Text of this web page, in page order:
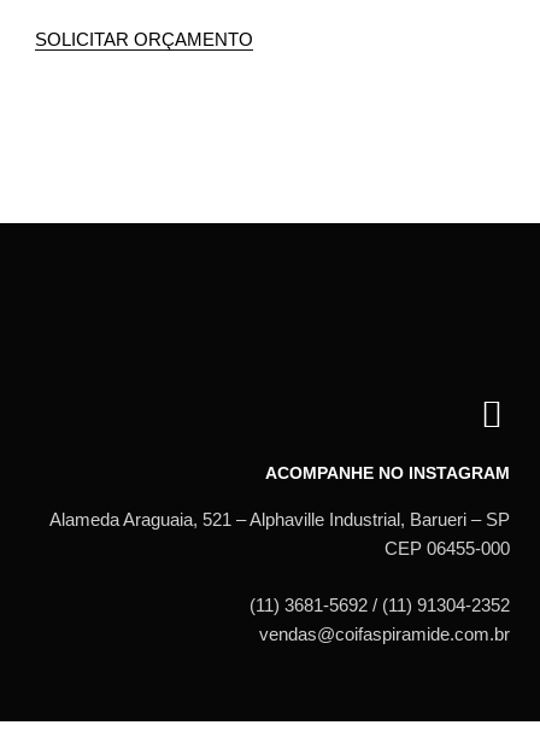
SOLICITAR ORÇAMENTO
ACOMPANHE NO INSTAGRAM
Alameda Araguaia, 521 – Alphaville Industrial, Barueri – SP
CEP 06455-000
(11) 3681-5692 / (11) 91304-2352
vendas@coifaspiramide.com.br